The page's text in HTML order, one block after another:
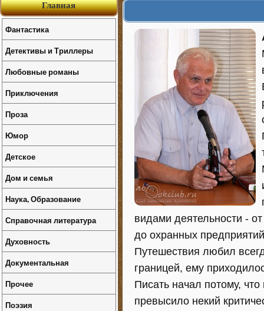
видами деятельности -
до охранных
Путешествия любил
границей, ему
Писать начал потому,
превысило некий
Главная
Фантастика
Детективы и Триллеры
Любовные романы
Приключения
Проза
Юмор
Детское
Дом и семья
Наука, Образование
Справочная литература
Духовность
Документальная
Прочее
Поэзия